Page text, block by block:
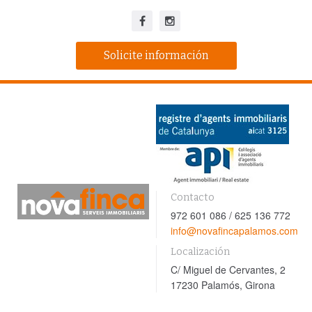
Solicite información
Contacto
972 601 086 / 625 136 772
info@novafincapalamos.com
Localización
C/ Miguel de Cervantes, 2
17230 Palamós, Girona